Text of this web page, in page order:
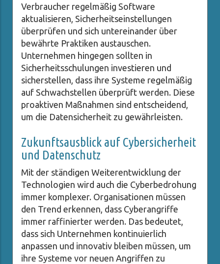
Verbraucher regelmäßig Software
aktualisieren, Sicherheitseinstellungen
überprüfen und sich untereinander über
bewährte Praktiken austauschen.
Unternehmen hingegen sollten in
Sicherheitsschulungen investieren und
sicherstellen, dass ihre Systeme regelmäßig
auf Schwachstellen überprüft werden. Diese
proaktiven Maßnahmen sind entscheidend,
um die Datensicherheit zu gewährleisten.
Zukunftsausblick auf Cybersicherheit
und Datenschutz
Mit der ständigen Weiterentwicklung der
Technologien wird auch die Cyberbedrohung
immer komplexer. Organisationen müssen
den Trend erkennen, dass Cyberangriffe
immer raffinierter werden. Das bedeutet,
dass sich Unternehmen kontinuierlich
anpassen und innovativ bleiben müssen, um
ihre Systeme vor neuen Angriffen zu